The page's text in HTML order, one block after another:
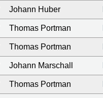
Johann Huber
Thomas Portman
Thomas Portman
Johann Marschall
Thomas Portman